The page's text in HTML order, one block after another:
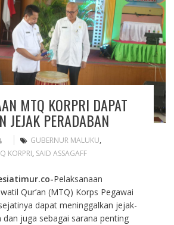
MTQ KORPRI DAPAT
JEJAK PERADABAN
GUBERNUR MALUKU,
KORPRI, SAID ASSAGAFF
Pelaksanaan
Qur’an (MTQ) Korps Pegawai
dapat meninggalkan jejak-
dan juga sebagai sarana penting